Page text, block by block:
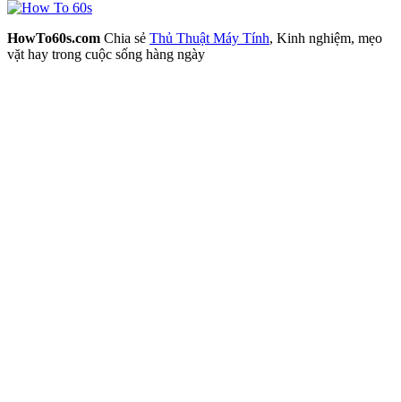
HowTo60s.com Chia sẻ Thủ Thuật Máy Tính, Kinh nghiệm, mẹo
vặt hay trong cuộc sống hàng ngày